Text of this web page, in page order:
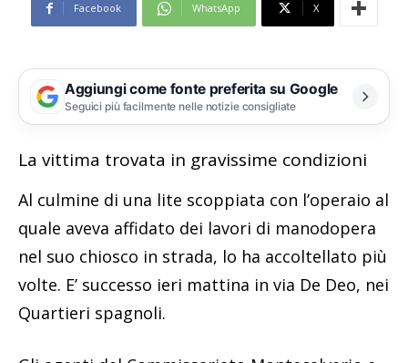
Facebook WhatsApp X
Aggiungi come fonte preferita su Google
Seguici più facilmente nelle notizie consigliate
La vittima trovata in gravissime condizioni
Al culmine di una lite scoppiata con l’operaio al
quale aveva affidato dei lavori di manodopera
nel suo chiosco in strada, lo ha accoltellato più
volte. E’ successo ieri mattina in via De Deo, nei
Quartieri spagnoli.